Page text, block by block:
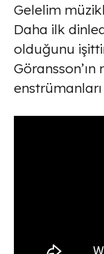
Gelelim
Daha ilk
olduğunu
Göransson’ın